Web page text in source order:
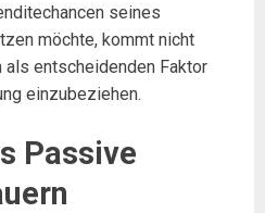
seines
möchte, kommt nicht
entscheidenden Faktor
einzubeziehen.
Passive